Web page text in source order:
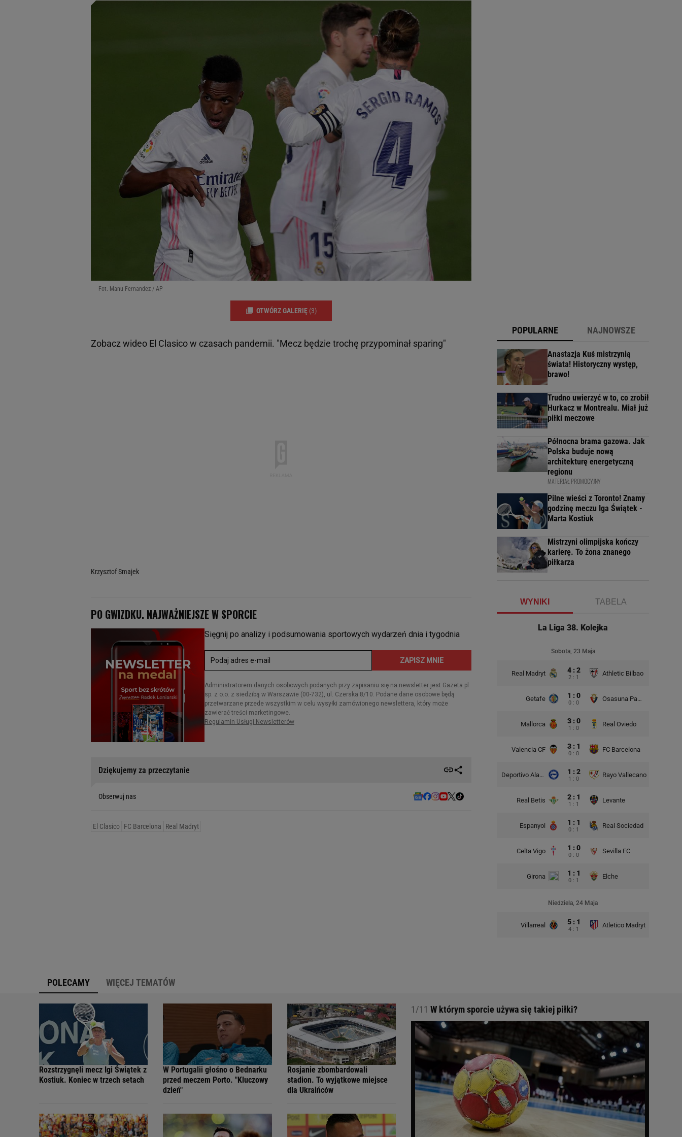
Fot. Manu Fernandez / AP
OTWÓRZ GALERIĘ (3)
Zobacz wideo El Clasico w czasach pandemii. "Mecz będzie trochę przypominał sparing"
Krzysztof Smajek
Dziękujemy za przeczytanie
Obserwuj nas
El Clasico FC Barcelona Real Madryt
POPULARNE NAJNOWSZE
Anastazja Kuś mistrzynią
świata! Historyczny występ,
brawo!
Trudno uwierzyć w to, co zrobił
Hurkacz w Montrealu. Miał już
piłki meczowe
Północna brama gazowa. Jak
Polska buduje nową
architekturę energetyczną
regionu
MATERIAŁ PROMOCYJNY
Pilne wieści z Toronto! Znamy
godzinę meczu Iga Świątek -
Marta Kostiuk
Mistrzyni olimpijska kończy
karierę. To żona znanego
piłkarza
WYNIKI TABELA
La Liga 38. Kolejka
Sobota, 23 Maja
Real Madryt 4 : 2
2 : 1
Athletic Bilbao
Getafe 1 : 0
0 : 0
Osasuna Pampeluna
Mallorca 3 : 0
1 : 0
Real Oviedo
Valencia CF 3 : 1
0 : 0
FC Barcelona
Deportivo Alaves 1 : 2
1 : 0
Rayo Vallecano
Real Betis 2 : 1
1 : 1
Levante
Espanyol 1 : 1
0 : 1
Real Sociedad
Celta Vigo 1 : 0
0 : 0
Sevilla FC
Girona 1 : 1
0 : 1
Elche
Niedziela, 24 Maja
Villarreal 5 : 1
4 : 1
Atletico Madryt
POLECAMY WIĘCEJ TEMATÓW
Rozstrzygnęli mecz Igi Świątek z
Kostiuk. Koniec w trzech setach
W Portugalii głośno o Bednarku
przed meczem Porto. "Kluczowy
dzień"
Rosjanie zbombardowali
stadion. To wyjątkowe miejsce
dla Ukraińców
1/11 W którym sporcie używa się takiej piłki?